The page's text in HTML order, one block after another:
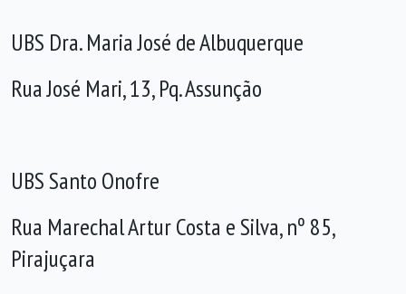
UBS Dra. Maria José de Albuquerque
Rua José Mari, 13, Pq. Assunção
UBS Santo Onofre
Rua Marechal Artur Costa e Silva, nº 85,
Pirajuçara